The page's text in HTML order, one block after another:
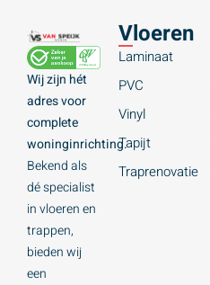
Wij zijn hét
adres voor
complete
woninginrichting.
Bekend als
dé specialist
in vloeren en
trappen,
bieden wij
een
Vloeren
Laminaat
PVC
Vinyl
Tapijt
Traprenovatie